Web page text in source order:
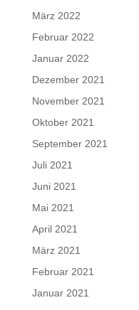
März 2022
Februar 2022
Januar 2022
Dezember 2021
November 2021
Oktober 2021
September 2021
Juli 2021
Juni 2021
Mai 2021
April 2021
März 2021
Februar 2021
Januar 2021